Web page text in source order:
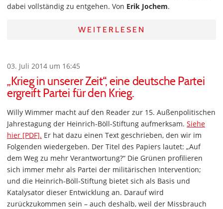
dabei vollständig zu entgehen. Von Erik Jochem.
WEITERLESEN
03. Juli 2014 um 16:45
„Krieg in unserer Zeit“, eine deutsche Partei
ergreift Partei für den Krieg.
Willy Wimmer macht auf den Reader zur 15. Außenpolitischen
Jahrestagung der Heinrich-Böll-Stiftung aufmerksam. Siehe
hier [PDF]. Er hat dazu einen Text geschrieben, den wir im
Folgenden wiedergeben. Der Titel des Papiers lautet: „Auf
dem Weg zu mehr Verantwortung?“ Die Grünen profilieren
sich immer mehr als Partei der militärischen Intervention;
und die Heinrich-Böll-Stiftung bietet sich als Basis und
Katalysator dieser Entwicklung an. Darauf wird
zurückzukommen sein – auch deshalb, weil der Missbrauch